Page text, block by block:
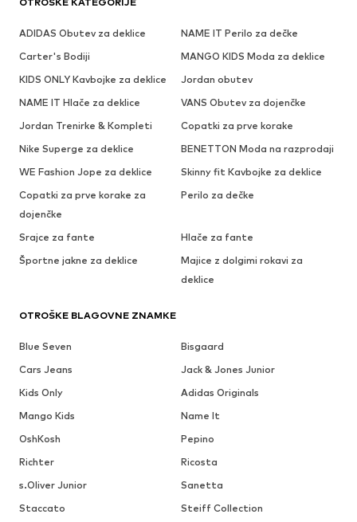
ADIDAS Obutev za deklice
NAME IT Perilo za dečke
Carter's Bodiji
MANGO KIDS Moda za deklice
KIDS ONLY Kavbojke za deklice
Jordan obutev
NAME IT Hlače za deklice
VANS Obutev za dojenčke
Jordan Trenirke & Kompleti
Copatki za prve korake
Nike Superge za deklice
BENETTON Moda na razprodaji
WE Fashion Jope za deklice
Skinny fit Kavbojke za deklice
Copatki za prve korake za
dojenčke
Perilo za dečke
Srajce za fante
Hlače za fante
Športne jakne za deklice
Majice z dolgimi rokavi za
deklice
OTROŠKE BLAGOVNE ZNAMKE
Blue Seven
Bisgaard
Cars Jeans
Jack & Jones Junior
Kids Only
Adidas Originals
Mango Kids
Name It
OshKosh
Pepino
Richter
Ricosta
s.Oliver Junior
Sanetta
Staccato
Steiff Collection